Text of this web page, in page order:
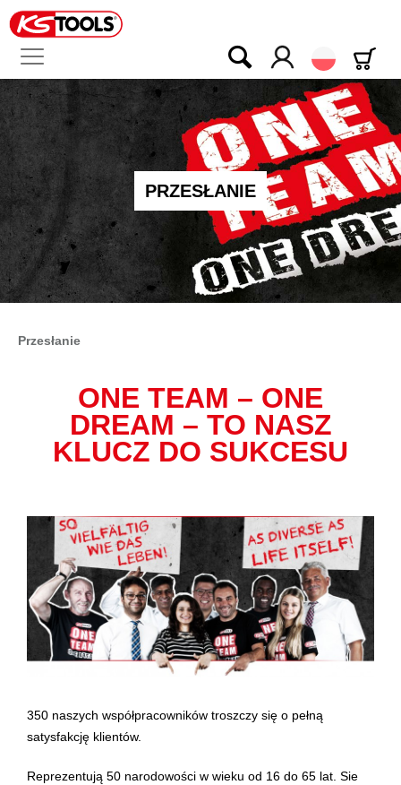
Polski
PRZESŁANIE
Przesłanie
ONE TEAM – ONE
DREAM – TO NASZ
KLUCZ DO SUKCESU
350 naszych współpracowników troszczy się o pełną
satysfakcję klientów.
Reprezentują 50 narodowości w wieku od 16 do 65 lat. Sie